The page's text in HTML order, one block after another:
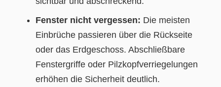
Fenster nicht vergessen: Die meisten
Einbrüche passieren über die Rückseite
oder das Erdgeschoss. Abschließbare
Fenstergriffe oder Pilzkopfverriegelungen
erhöhen die Sicherheit deutlich.